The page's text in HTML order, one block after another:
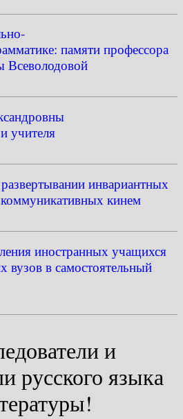
памяти профессора
учителя
инвариантных
кинем
иностранных учащихся
вузов в самостоятельный
и
русского языка